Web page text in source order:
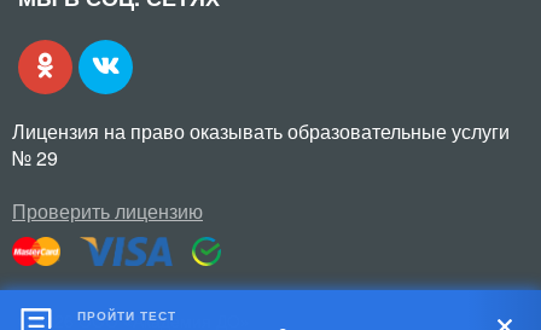
Лицензия на право оказывать образовательные услуги
№ 29
Проверить лицензию
© 2026 ООО «Академия ДО»
ПРОЙТИ ТЕСТ